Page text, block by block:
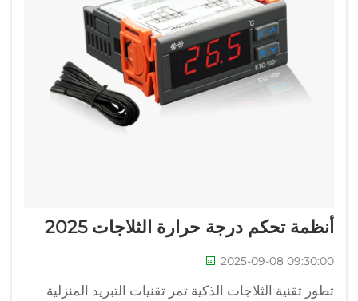
أنظمة تحكم درجة حرارة الثلاجات 2025
2025-09-08 09:30:00
تطور تقنية الثلاجات الذكية تمر تقنيات التبريد المنزلية